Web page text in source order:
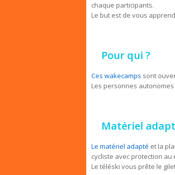
chaque participants.
Le but est de vous
Pour qui ?
Ces wakecamps sont
Les personnes
Matériel
Le matériel adapté et la
cycliste avec protection
Le téléski vous prête le